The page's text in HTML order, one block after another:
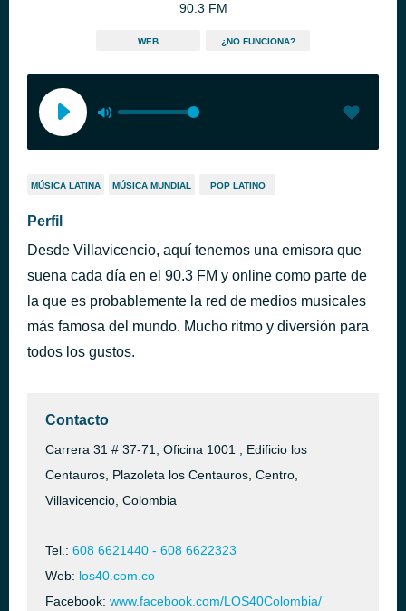
90.3 FM
WEB ¿NO FUNCIONA?
MÚSICA LATINA MÚSICA MUNDIAL POP LATINO
Perfil
Desde Villavicencio, aquí tenemos una emisora que
suena cada día en el 90.3 FM y online como parte de
la que es probablemente la red de medios musicales
más famosa del mundo. Mucho ritmo y diversión para
todos los gustos.
Contacto
Carrera 31 # 37-71, Oficina 1001 , Edificio los
Centauros, Plazoleta los Centauros, Centro,
Villavicencio, Colombia
Tel.: 608 6621440 - 608 6622323
Web: los40.com.co
Facebook: www.facebook.com/LOS40Colombia/